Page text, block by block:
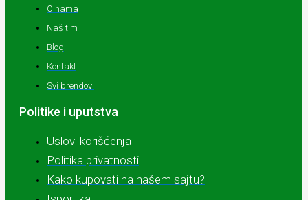
O nama
Naš tim
Blog
Kontakt
Svi brendovi
Politike i uputstva
Uslovi korišćenja
Politika privatnosti
Kako kupovati na našem sajtu?